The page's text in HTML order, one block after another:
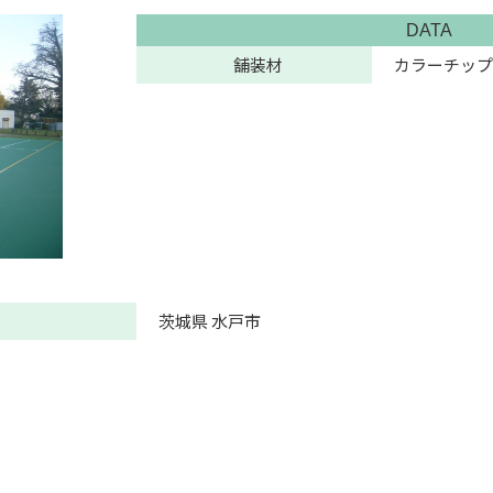
DATA
舗装材 カラーチッ
茨城県 水戸市